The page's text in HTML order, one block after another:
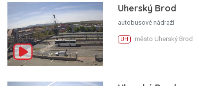
Uherský Brod
autobusové nádraží
UH město Uherský Brod